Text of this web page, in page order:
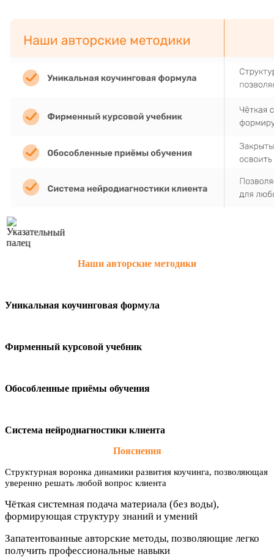
Наши авторские методики
Уникальная коучинговая формула
Фирменный курсовой учебник
Обособленные приёмы обучения
Система нейродиагностики клиента
Пояснения
Структурная воронка динамики развития коучинга, позволяющая
уверенно решать любой вопрос клиента
Чёткая системная подача материала (без воды),
формирующая структуру знаний и умений
Запатентованные авторские методы, позволяющие легко
получить профессиональные навыки